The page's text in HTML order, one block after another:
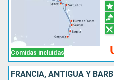
Comidas incluidas